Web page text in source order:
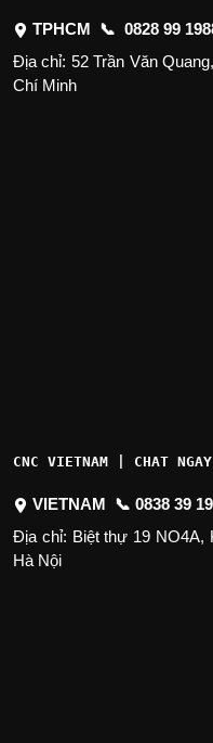
TPHCM 📞 0828 99
Địa chỉ: 52 Trần Văn
Chí Minh
CNC VIETNAM | CHAT NGAY
VIETNAM 📞 0838 39
Địa chỉ: Biệt thự 19 NO4A,
Hà Nội